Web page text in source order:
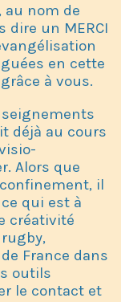
au nom de
dire un MERCI
en cette
à vous.
déjà au cours
Alors que
il
qui est à
créativité
France dans
outils
le contact et